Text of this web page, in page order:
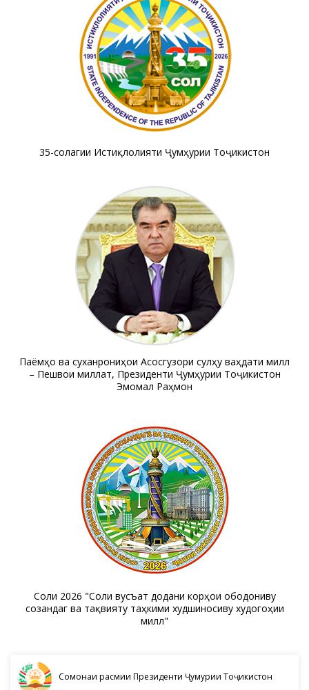
35-солагии Истиқлолияти Ҷумҳурии Тоҷикистон
Паёмҳо ва суханрониҳои Асосгузори сулҳу ваҳдати миллӣ
– Пешвои миллат, Президенти Ҷумҳурии Тоҷикистон
Эмомалӣ Раҳмон
Соли 2026 "Соли вусъат додани корҳои ободониву
созандагӣ ва тақвияту таҳкими худшиносиву худогоҳии
миллӣ"
Сомонаи расмии Президенти Ҷумҳурии Тоҷикистон